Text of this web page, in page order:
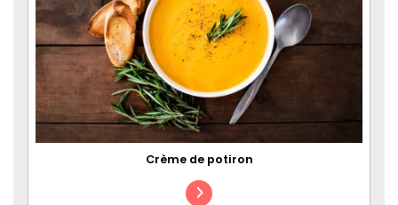
Crème de potiron